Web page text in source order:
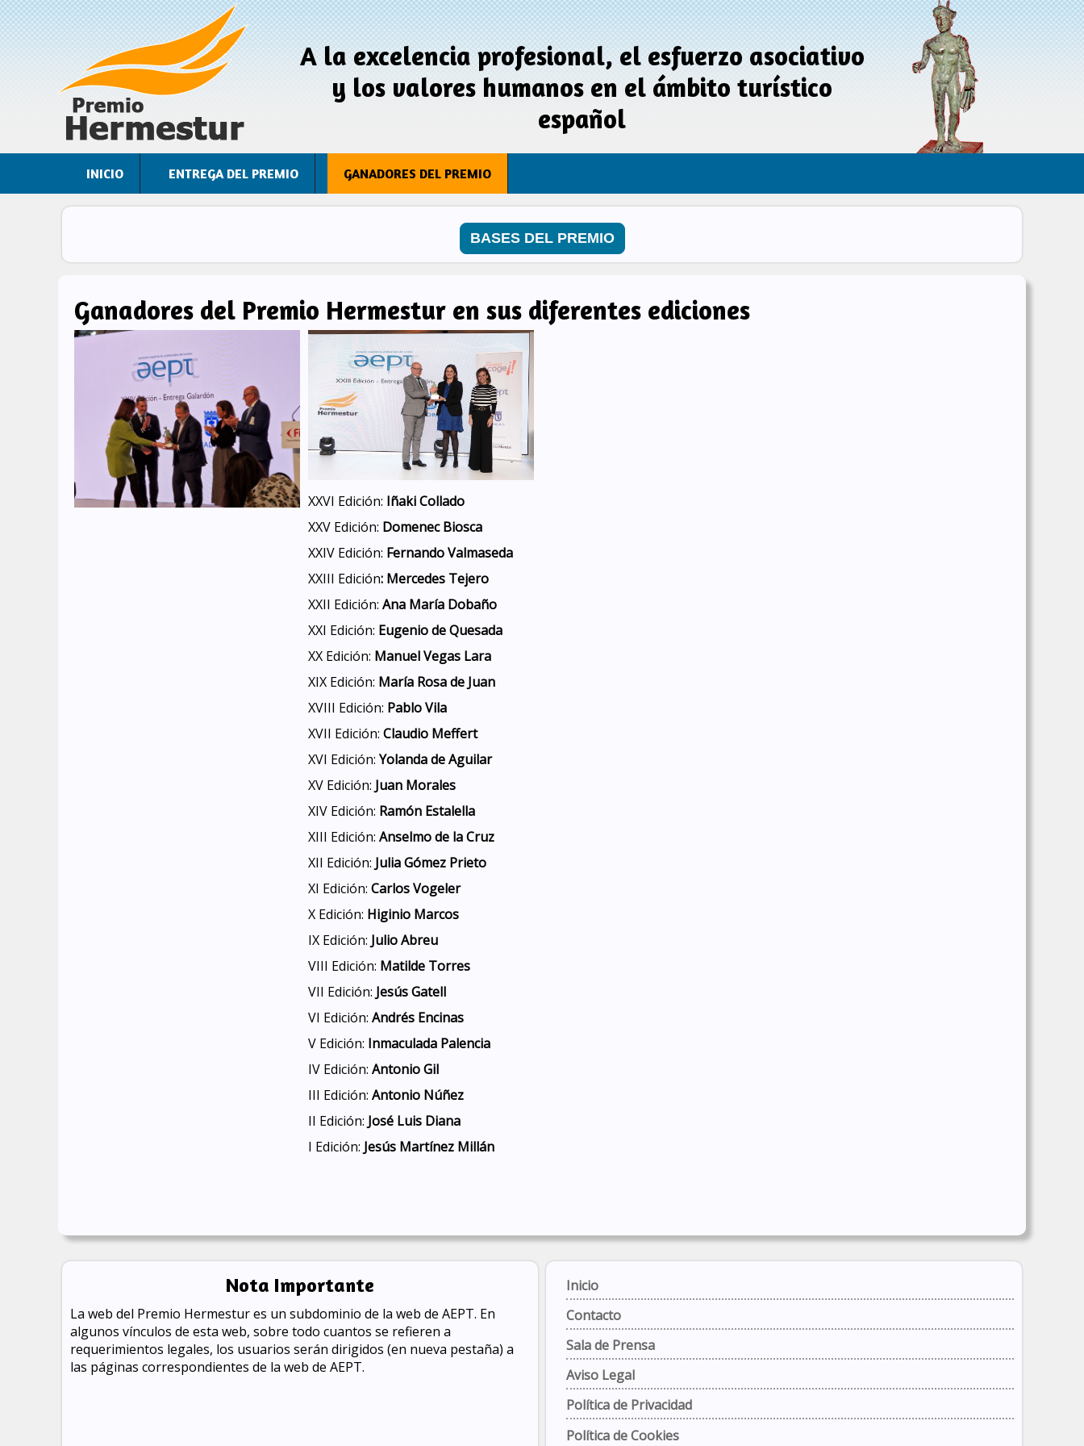
Pasar al contenido principal
A la excelencia profesional, el esfuerzo asociativo
y los valores humanos en el ámbito turístico
español
INICIO ENTREGA DEL PREMIO GANADORES DEL PREMIO
BASES DEL PREMIO
Ganadores del Premio Hermestur en sus diferentes ediciones
XXVI Edición: Iñaki Collado
XXV Edición: Domenec Biosca
XXIV Edición: Fernando Valmaseda
XXIII Edición: Mercedes Tejero
XXII Edición: Ana María Dobaño
XXI Edición: Eugenio de Quesada
XX Edición: Manuel Vegas Lara
XIX Edición: María Rosa de Juan
XVIII Edición: Pablo Vila
XVII Edición: Claudio Meffert
XVI Edición: Yolanda de Aguilar
XV Edición: Juan Morales
XIV Edición: Ramón Estalella
XIII Edición: Anselmo de la Cruz
XII Edición: Julia Gómez Prieto
XI Edición: Carlos Vogeler
X Edición: Higinio Marcos
IX Edición: Julio Abreu
VIII Edición: Matilde Torres
VII Edición: Jesús Gatell
VI Edición: Andrés Encinas
V Edición: Inmaculada Palencia
IV Edición: Antonio Gil
III Edición: Antonio Núñez
II Edición: José Luis Diana
I Edición: Jesús Martínez Millán
Nota Importante
La web del Premio Hermestur es un subdominio de la web de AEPT. En
algunos vínculos de esta web, sobre todo cuantos se refieren a
requerimientos legales, los usuarios serán dirigidos (en nueva pestaña) a
las páginas correspondientes de la web de AEPT.
Inicio
Contacto
Sala de Prensa
Aviso Legal
Política de Privacidad
Política de Cookies